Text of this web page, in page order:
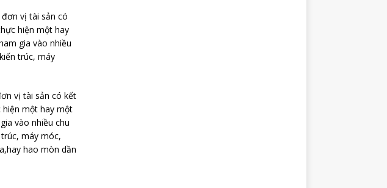
vị tài sản có
hiện một hay
gia vào nhiều
trúc, máy
vị tài sản có kết
hiện một hay một
vào nhiều chu
máy móc,
hao mòn dần